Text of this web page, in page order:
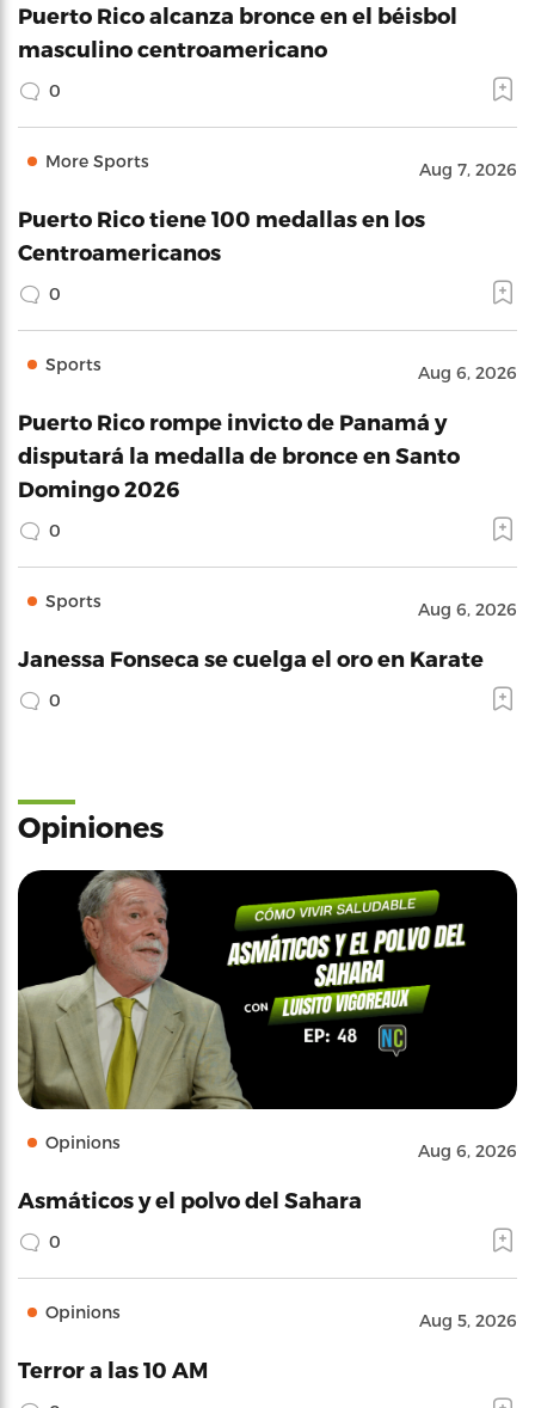
Puerto Rico alcanza bronce en el béisbol
masculino centroamericano
0
More Sports Aug 7, 2026
Puerto Rico tiene 100 medallas en los
Centroamericanos
0
Sports Aug 6, 2026
Puerto Rico rompe invicto de Panamá y
disputará la medalla de bronce en Santo
Domingo 2026
0
Sports Aug 6, 2026
Janessa Fonseca se cuelga el oro en Karate
0
Opiniones
Opinions Aug 6, 2026
Asmáticos y el polvo del Sahara
0
Opinions Aug 5, 2026
Terror a las 10 AM